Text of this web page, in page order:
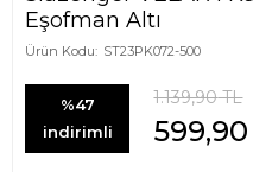
Eşofman Altı
Ürün Kodu: ST23PK072-500
%47
indirimli
1.139,90TL
599,90